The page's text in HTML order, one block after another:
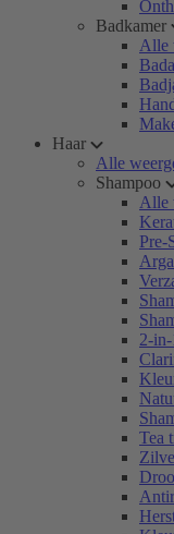
Badkamer
Alle
Haar
Alle
Shampoo
Alle
Pre-
2-
Tea